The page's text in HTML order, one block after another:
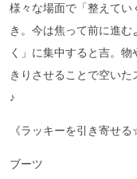
様々な場面で「整えてい
き。今は焦って前に進む
く」に集中すると吉。
きりさせることで空い
♪
《ラッキーを引き寄せ
ブーツ